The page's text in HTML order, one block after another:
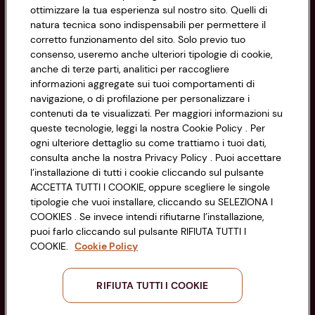
Privacy Policy
Cookie Policy
Impostazioni Cookie
Accessibilità
CONAD SOCIETÀ COOPERATIVA
Via Michelino, 59 | 40127 BOLOGNA
Codice Fiscale e Registro Imprese
di Bologna 00865960157
PARTITA IVA 03320960374
Servizio clienti
Seguici sui Social:
ottimizzare la tua esperienza sul nostro sito. Quelli di
natura tecnica sono indispensabili per permettere il
corretto funzionamento del sito. Solo previo tuo
consenso, useremo anche ulteriori tipologie di cookie,
anche di terze parti, analitici per raccogliere
informazioni aggregate sui tuoi comportamenti di
navigazione, o di profilazione per personalizzare i
contenuti da te visualizzati. Per maggiori informazioni su
queste tecnologie, leggi la nostra Cookie Policy . Per
ogni ulteriore dettaglio su come trattiamo i tuoi dati,
consulta anche la nostra Privacy Policy . Puoi accettare
l’installazione di tutti i cookie cliccando sul pulsante
ACCETTA TUTTI I COOKIE, oppure scegliere le singole
tipologie che vuoi installare, cliccando su SELEZIONA I
COOKIES . Se invece intendi rifiutarne l’installazione,
puoi farlo cliccando sul pulsante RIFIUTA TUTTI I
COOKIE. Cookie Policy
RIFIUTA TUTTI I COOKIE